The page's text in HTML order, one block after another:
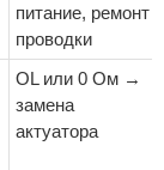
питание, ремонт
проводки
OL или 0 Ом →
замена
актуатора